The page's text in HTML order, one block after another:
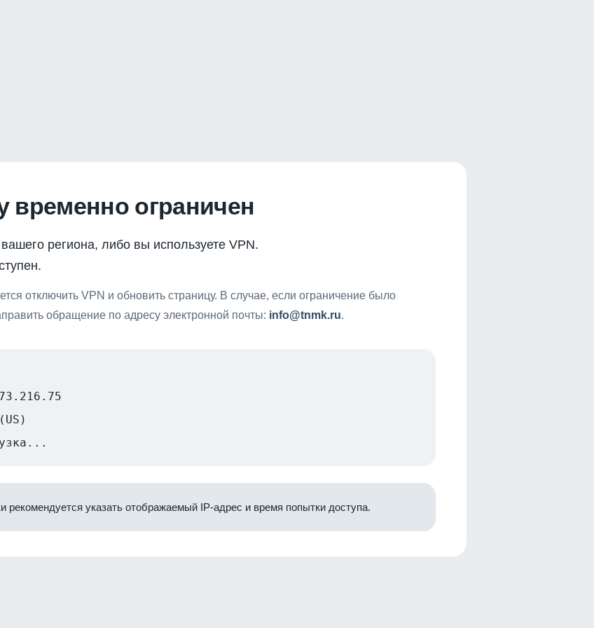
временно ограничен
региона, либо вы используете VPN.
отключить VPN и обновить страницу. В случае, если ограничение было
обращение по адресу электронной почты: info@tnmk.ru.
указать отображаемый IP-адрес и время попытки доступа.